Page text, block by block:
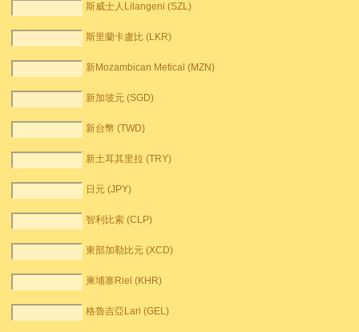
斯威士人Lilangeni (SZL)
斯里蘭卡盧比 (LKR)
新Mozambican Metical (MZN)
新加坡元 (SGD)
新台幣 (TWD)
新土耳其里拉 (TRY)
日元 (JPY)
智利比索 (CLP)
東部加勒比元 (XCD)
柬埔寨Riel (KHR)
格魯吉亞Lari (GEL)